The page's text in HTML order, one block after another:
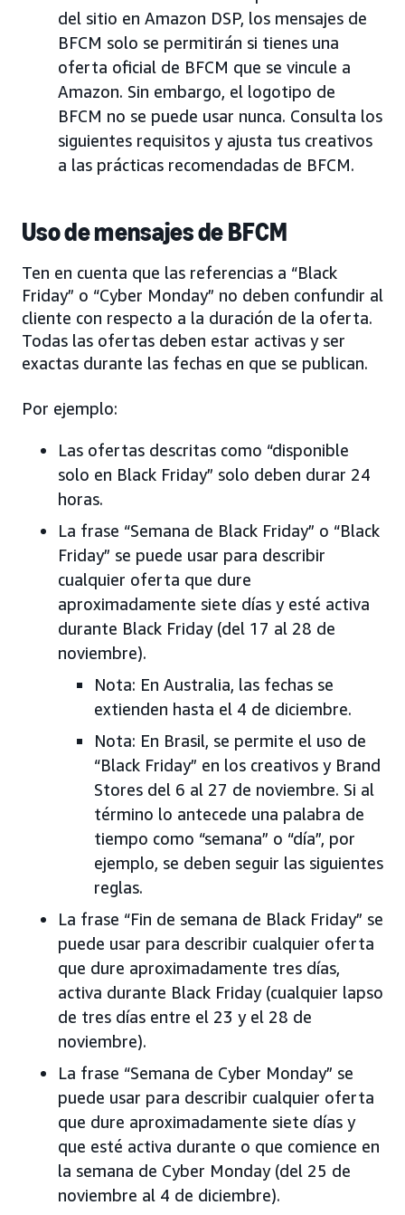
del sitio en Amazon DSP, los mensajes de
BFCM solo se permitirán si tienes una
oferta oficial de BFCM que se vincule a
Amazon. Sin embargo, el logotipo de
BFCM no se puede usar nunca. Consulta los
siguientes requisitos y ajusta tus creativos
a las prácticas recomendadas de BFCM.
Uso de mensajes de BFCM
Ten en cuenta que las referencias a “Black
Friday” o “Cyber Monday” no deben confundir al
cliente con respecto a la duración de la oferta.
Todas las ofertas deben estar activas y ser
exactas durante las fechas en que se publican.
Por ejemplo:
Las ofertas descritas como “disponible
solo en Black Friday” solo deben durar 24
horas.
La frase “Semana de Black Friday” o “Black
Friday” se puede usar para describir
cualquier oferta que dure
aproximadamente siete días y esté activa
durante Black Friday (del 17 al 28 de
noviembre).
Nota: En Australia, las fechas se
extienden hasta el 4 de diciembre.
Nota: En Brasil, se permite el uso de
“Black Friday” en los creativos y Brand
Stores del 6 al 27 de noviembre. Si al
término lo antecede una palabra de
tiempo como “semana” o “día”, por
ejemplo, se deben seguir las siguientes
reglas.
La frase “Fin de semana de Black Friday” se
puede usar para describir cualquier oferta
que dure aproximadamente tres días,
activa durante Black Friday (cualquier lapso
de tres días entre el 23 y el 28 de
noviembre).
La frase “Semana de Cyber Monday” se
puede usar para describir cualquier oferta
que dure aproximadamente siete días y
que esté activa durante o que comience en
la semana de Cyber Monday (del 25 de
noviembre al 4 de diciembre).